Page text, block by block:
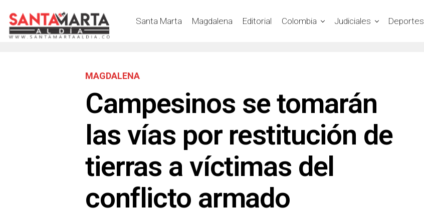
Santa Marta Magdalena Editorial Colombia Judiciales Deportes
MAGDALENA
Campesinos se tomarán
las vías por restitución de
tierras a víctimas del
conflicto armado